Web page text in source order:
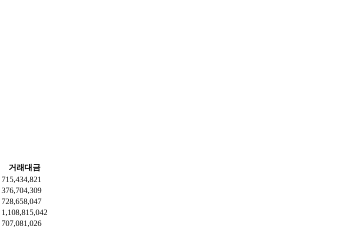
거래대금
715,434,821
376,704,309
728,658,047
1,108,815,042
707,081,026